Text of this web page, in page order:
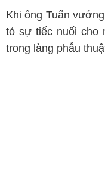
Khi ông Tuấn
tỏ sự tiếc nuối cho
trong làng phẫu